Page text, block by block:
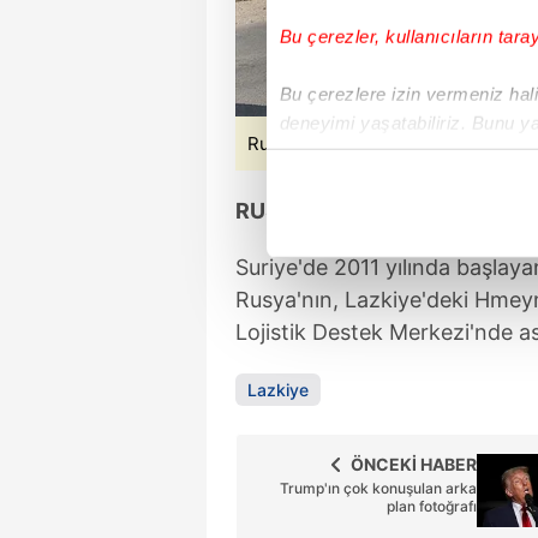
Bu çerezler, kullanıcıların
Bu çerezlere izin vermeniz
deneyimi yaşatabiliriz. Bunu
içerikleri sunabilmek adına
Sizlere daha iyi bir hizmet
çerezler vasıtasıyla çeşitli
reklam/pazarlama faaliyetlerinin
butonuna tıklayabilir,Çerez
6698 sayılı Kişisel Verilerin
Rus general kurtarma
RUSYA'NIN SURİYE'DE
Suriye'de 2011 yılında
Rusya'nın, Lazkiye'deki
Lojistik Destek Merkezi'nde
Lazkiye
ÖNCEKİ HABER
Trump'ın çok konuşulan arka
plan fotoğrafı